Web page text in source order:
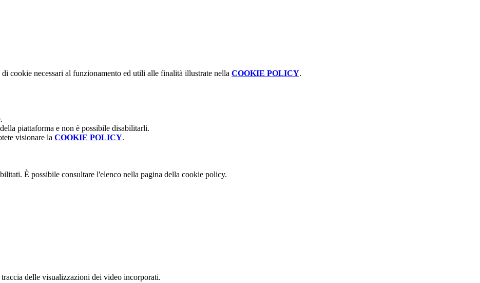
cookie necessari al funzionamento ed utili alle finalità illustrate nella COOKIE POLICY.
piattaforma e non è possibile disabilitarli.
visionare la COOKIE POLICY.
È possibile consultare l'elenco nella pagina della cookie policy.
delle visualizzazioni dei video incorporati.